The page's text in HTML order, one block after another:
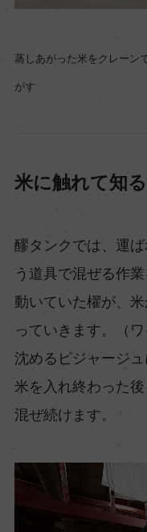
蒸しあがった米をクレーン
がす
米に触れて知
醪タンクでは、運
う道具で混ぜる作
動いていた櫂が、
っていきます。（
沈めるピジャージュ
米を入れ終わった
混ぜ続けます。